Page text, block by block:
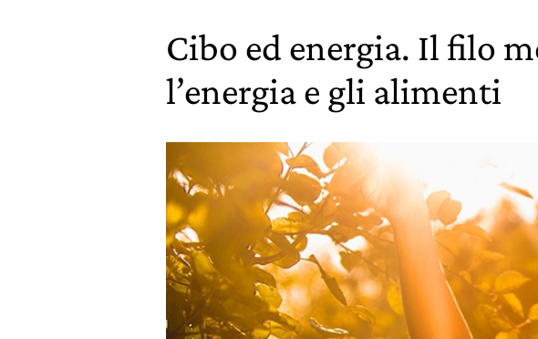
Cibo ed energia. Il filo
l’energia e gli alimenti